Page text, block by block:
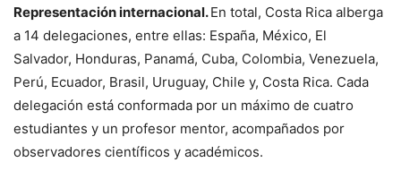
Representación internacional.En total, Costa Rica alberga
a 14 delegaciones, entre ellas: España, México, El
Salvador, Honduras, Panamá, Cuba, Colombia, Venezuela,
Perú, Ecuador, Brasil, Uruguay, Chile y, Costa Rica. Cada
delegación está conformada por un máximo de cuatro
estudiantes y un profesor mentor, acompañados por
observadores científicos y académicos.